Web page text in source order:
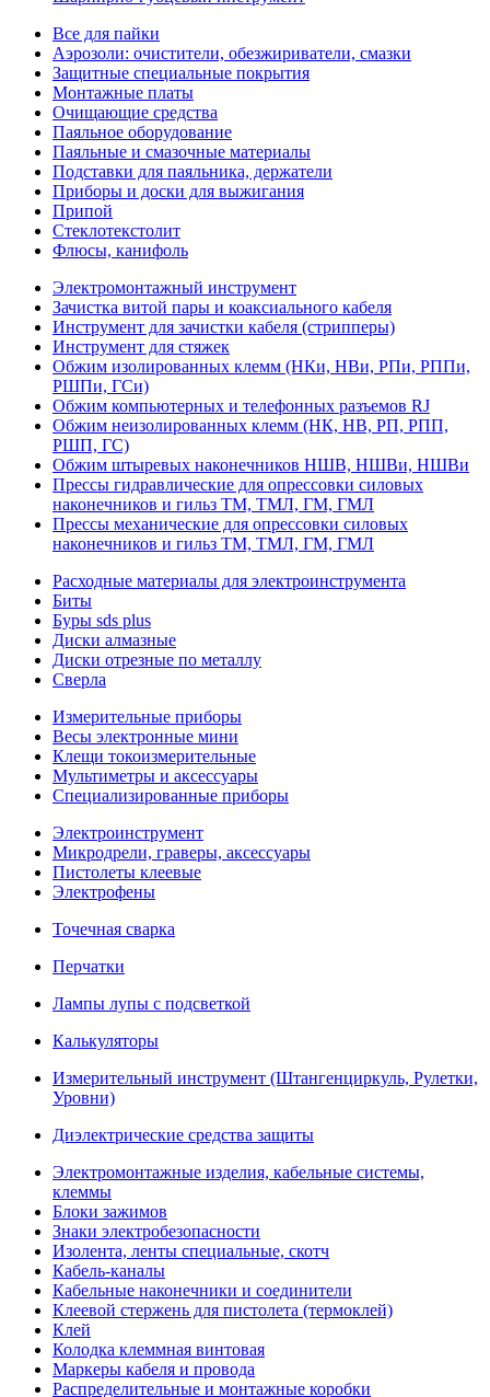
Все для пайки
Аэрозоли: очистители, обезжириватели, смазки
Защитные специальные покрытия
Монтажные платы
Очищающие средства
Паяльное оборудование
Паяльные и смазочные материалы
Подставки для паяльника, держатели
Приборы и доски для выжигания
Припой
Стеклотекстолит
Флюсы, канифоль
Электромонтажный инструмент
Зачистка витой пары и коаксиального кабеля
Инструмент для зачистки кабеля (стрипперы)
Инструмент для стяжек
Обжим изолированных клемм (НКи, НВи, РПи, РППи,
РШПи, ГСи)
Обжим компьютерных и телефонных разъемов RJ
Обжим неизолированных клемм (НК, НВ, РП, РПП,
РШП, ГС)
Обжим штыревых наконечников НШВ, НШВи, НШВи
Прессы гидравлические для опрессовки силовых
наконечников и гильз ТМ, ТМЛ, ГМ, ГМЛ
Прессы механические для опрессовки силовых
наконечников и гильз ТМ, ТМЛ, ГМ, ГМЛ
Расходные материалы для электроинструмента
Биты
Буры sds plus
Диски алмазные
Диски отрезные по металлу
Сверла
Измерительные приборы
Весы электронные мини
Клещи токоизмерительные
Мультиметры и аксессуары
Специализированные приборы
Электроинструмент
Микродрели, граверы, аксессуары
Пистолеты клеевые
Электрофены
Точечная сварка
Перчатки
Лампы лупы с подсветкой
Калькуляторы
Измерительный инструмент (Штангенциркуль, Рулетки,
Уровни)
Диэлектрические средства защиты
Электромонтажные изделия, кабельные системы,
клеммы
Блоки зажимов
Знаки электробезопасности
Изолента, ленты специальные, скотч
Кабель-каналы
Кабельные наконечники и соединители
Клеевой стержень для пистолета (термоклей)
Клей
Колодка клеммная винтовая
Маркеры кабеля и провода
Распределительные и монтажные коробки